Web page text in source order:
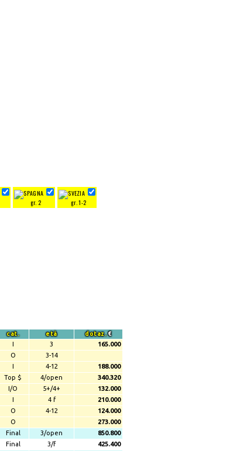
gr. 2 gr. 1-2
cat. età dotaz.€
I 3
165.000
O
3-14
I 4-12
188.000
Top $ 4/open
340.320
I/O 5+/4+
132.000
I 4 f
210.000
O 4-12
124.000
O
273.000
Final 3/open
850.800
Final 3/f
425.400